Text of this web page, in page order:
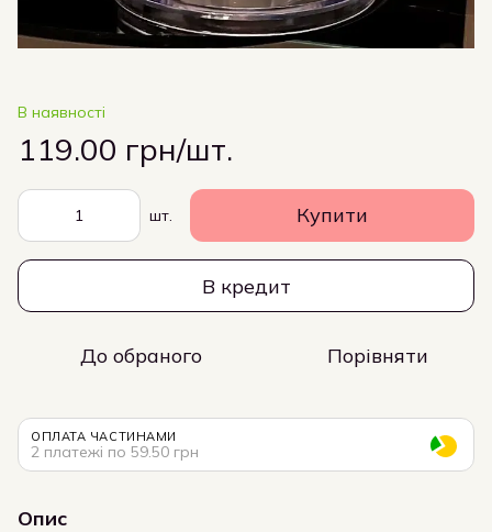
В наявності
119.00 грн/шт.
шт. Купити
В кредит
До обраного Порівняти
ОПЛАТА ЧАСТИНАМИ
2 платежі по 59.50 грн
Опис